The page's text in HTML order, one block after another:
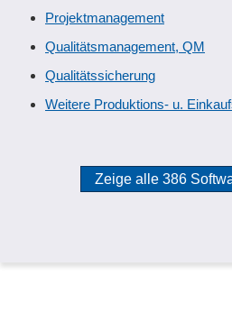
Projektmanagement
Qualitätsmanagement, QM
Qualitätssicherung
Weitere Produktions- u.
Zeige alle 386